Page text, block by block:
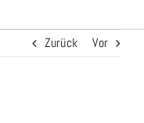
Zurück Vor